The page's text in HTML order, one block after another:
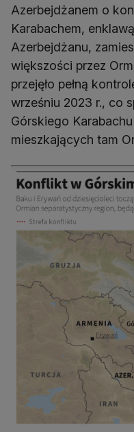
Azerbejdżanem o
Karabachem,
Azerbejdżanu,
większości przez
przejęło pełną
wrześniu 2023 r., co
Górskiego
mieszkających tam